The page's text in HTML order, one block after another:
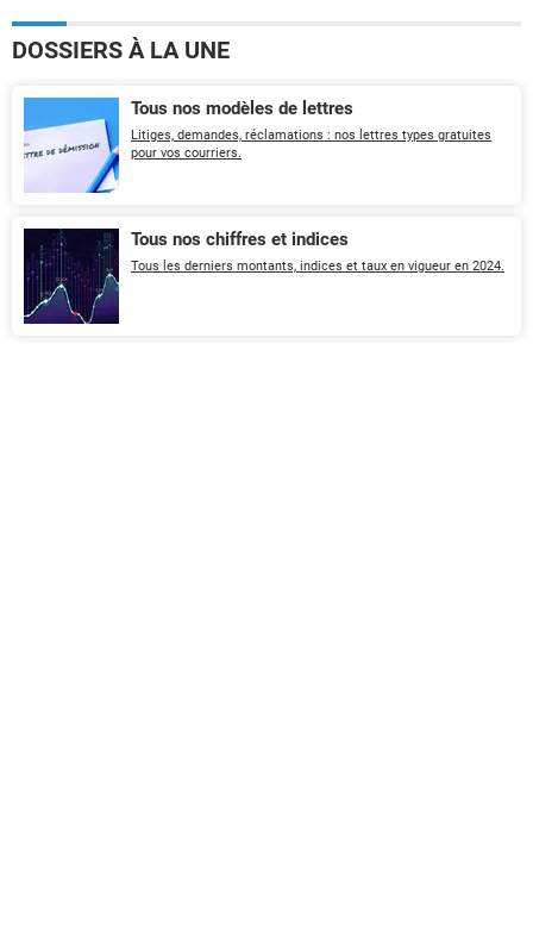
DOSSIERS À LA UNE
Tous nos modèles de lettres
Litiges, demandes, réclamations : nos lettres types gratuites
pour vos courriers.
Tous nos chiffres et indices
Tous les derniers montants, indices et taux en vigueur en 2024.